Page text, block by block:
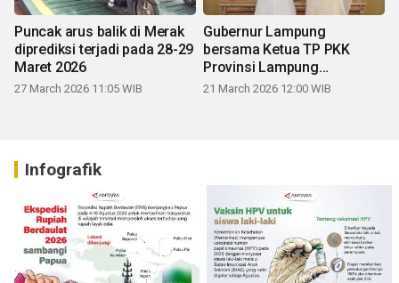
Puncak arus balik di Merak
diprediksi terjadi pada 28-29
Maret 2026
27 March 2026 11:05 WIB
Gubernur Lampung
bersama Ketua TP PKK
Provinsi Lampung
mengucapkan Selamat Hari
21 March 2026 12:00 WIB
Infografik